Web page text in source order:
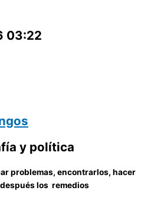
03:22
y política
problemas, encontrarlos, hacer
los remedios